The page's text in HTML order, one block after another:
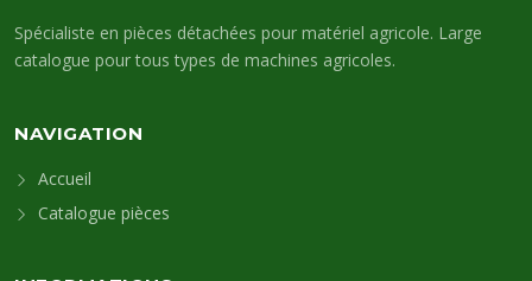
Spécialiste en pièces détachées pour matériel agricole. Large
catalogue pour tous types de machines agricoles.
NAVIGATION
Accueil
Catalogue pièces